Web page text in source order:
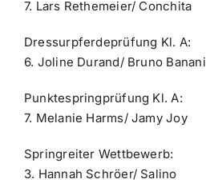
7. Lars Rethemeier/ Conchita
Dressurpferdeprüfung Kl. A:
6. Joline Durand/ Bruno Banani
Punktespringprüfung Kl. A:
7. Melanie Harms/ Jamy Joy
Springreiter Wettbewerb:
3. Hannah Schröer/ Salino